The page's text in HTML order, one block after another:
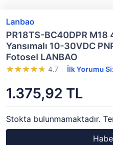
Lanbao
PR18TS-BC40DPR
Yansımalı 10-30VDC
Fotosel LANBAO
4.7 İlk Yorumu
1.375,92 TL
Stokta bulunmamaktadır.